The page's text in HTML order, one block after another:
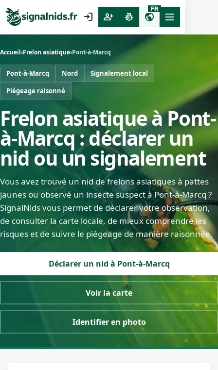
login person_add pest_control public
FR
Accueil›Frelon asiatique›Pont-à-Marcq
Pont-à-Marcq Nord
Signalement local
Piégeage raisonné
Frelon asiatique à Pont-
à-Marcq : déclarer un
nid ou un signalement
Vous avez trouvé un nid de frelons asiatiques à pattes
jaunes ou observé un insecte suspect à Pont-à-Marcq ?
SignalNids vous permet de déclarer votre observation,
de consulter la carte locale, de mieux comprendre les
risques et de suivre le piégeage de manière raisonnée.
Déclarer un nid à Pont-à-Marcq
Voir la carte
Identifier en photo